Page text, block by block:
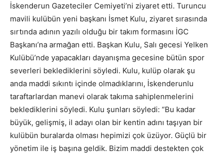
İskenderun Gazeteciler Cemiyeti’ni ziyaret etti. Turuncu
mavili kulübün yeni başkanı İsmet Kulu, ziyaret sırasında
sırtında adının yazılı olduğu bir takım formasını İGC
Başkanı’na armağan etti. Başkan Kulu, Salı gecesi Yelken
Kulübü’nde yapacakları dayanışma gecesine bütün spor
severleri beklediklerini söyledi. Kulu, kulüp olarak şu
anda maddi sıkıntı içinde olmadıklarını, İskenderunlu
taraftarlardan manevi olarak takıma sahiplenmelerini
beklediklerini söyledi. Kulu şunları söyledi: “Bu kadar
büyük, gelişmiş, il adayı olan bir kentin adını taşıyan bir
kulübün buralarda olması hepimizi çok üzüyor. Güçlü bir
yönetim ile iş başına geldik. Bizim maddi destekten çok